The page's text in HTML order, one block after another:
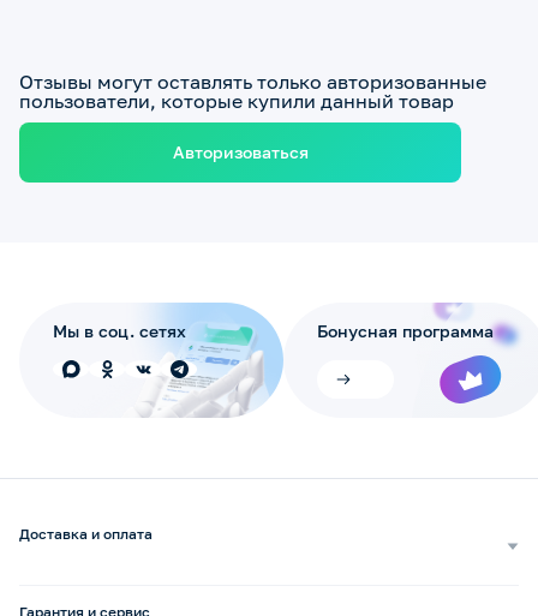
Отзывы могут оставлять только авторизованные
пользователи, которые купили данный товар
Авторизоваться
Мы в соц. сетях Бонусная программа
Доставка и оплата
Гарантия и сервис